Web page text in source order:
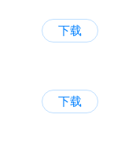
下载
下载